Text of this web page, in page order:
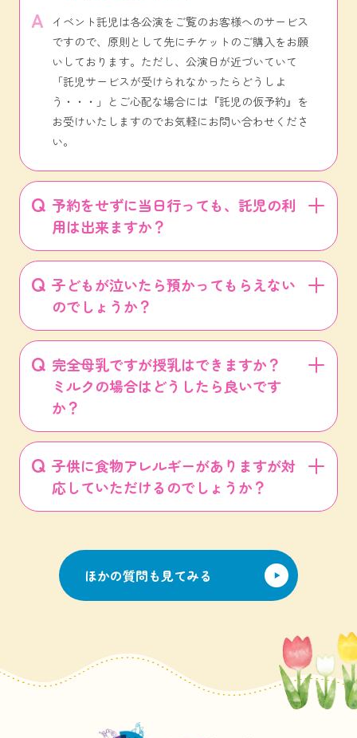
イベント託児は各公演をご覧のお客様へのサービス
ですので、原則として先にチケットのご購入をお願
いしております。ただし、公演日が近づいていて
「託児サービスが受けられなかったらどうしよ
う・・・」とご心配な場合には『託児の仮予約』を
お受けいたしますのでお気軽にお問い合わせくださ
い。
予約をせずに当日行っても、託児の利
用は出来ますか？
子どもが泣いたら預かってもらえない
のでしょうか？
完全母乳ですが授乳はできますか？
ミルクの場合はどうしたら良いです
か？
子供に食物アレルギーがありますが対
応していただけるのでしょうか？
ほかの質問も見てみる